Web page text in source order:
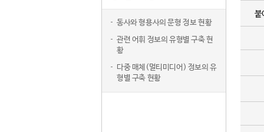
동사와 형용사의 문형 정보 현황
관련 어휘 정보의 유형별 구축 현
황
다중 매체(멀티미디어) 정보의 유
형별 구축 현황
붙